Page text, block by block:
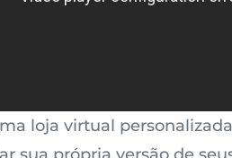
loja virtual